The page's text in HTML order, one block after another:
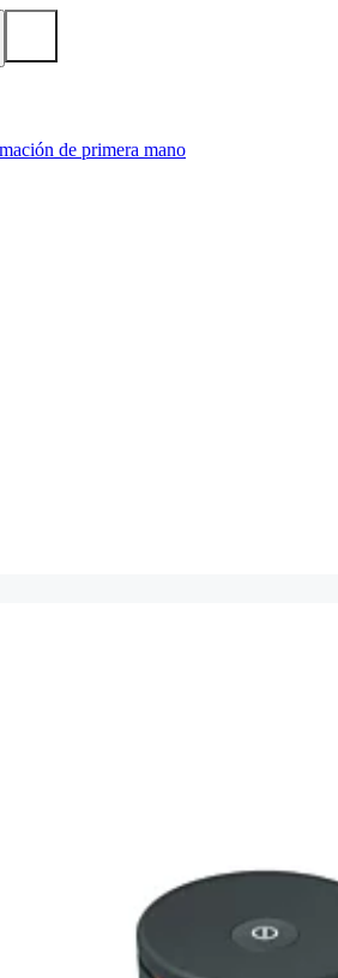
de primera mano